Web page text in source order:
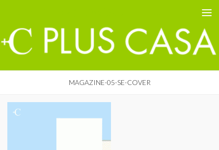
MAGAZINE-05-SE-COVER